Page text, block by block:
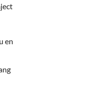
en